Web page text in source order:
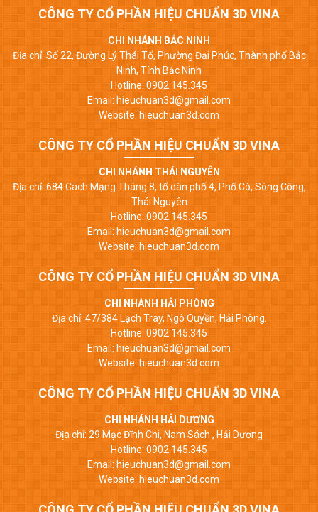
CÔNG TY CỔ PHẦN HIỆU CHUẨN 3D VINA
CHI NHÁNH BẮC NINH
Địa chỉ: Số 22, Đường Lý Thái Tổ, Phường Đại Phúc, Thành phố Bắc
Ninh, Tỉnh Bắc Ninh
Hotline: 0902.145.345
Email: hieuchuan3d@gmail.com
Website: hieuchuan3d.com
CÔNG TY CỔ PHẦN HIỆU CHUẨN 3D VINA
CHI NHÁNH THÁI NGUYÊN
Địa chỉ: 684 Cách Mạng Tháng 8, tổ dân phố 4, Phố Cò, Sông Công,
Thái Nguyên
Hotline: 0902.145.345
Email: hieuchuan3d@gmail.com
Website: hieuchuan3d.com
CÔNG TY CỔ PHẦN HIỆU CHUẨN 3D VINA
CHI NHÁNH HẢI PHÒNG
Địa chỉ: 47/384 Lạch Tray, Ngô Quyền, Hải Phòng.
Hotline: 0902.145.345
Email: hieuchuan3d@gmail.com
Website: hieuchuan3d.com
CÔNG TY CỔ PHẦN HIỆU CHUẨN 3D VINA
CHI NHÁNH HẢI DƯƠNG
Địa chỉ: 29 Mạc Đĩnh Chi, Nam Sách , Hải Dương
Hotline: 0902.145.345
Email: hieuchuan3d@gmail.com
Website: hieuchuan3d.com